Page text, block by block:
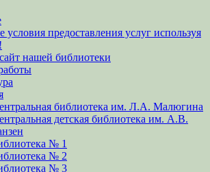
условия предоставления услуг используя
нашей библиотеки
библиотека им. Л.А. Малюгина
детская библиотека им. А.В.
№ 1
№ 2
№ 3